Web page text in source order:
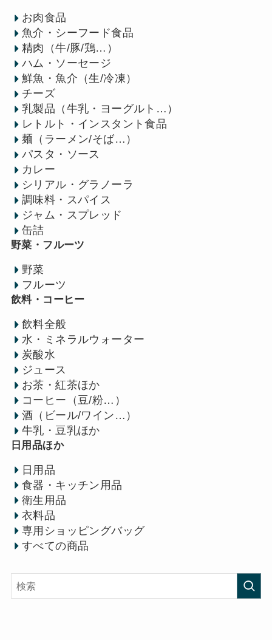
お肉食品
魚介・シーフード食品
精肉（牛/豚/鶏…）
ハム・ソーセージ
鮮魚・魚介（生/冷凍）
チーズ
乳製品（牛乳・ヨーグルト…）
レトルト・インスタント食品
麺（ラーメン/そば…）
パスタ・ソース
カレー
シリアル・グラノーラ
調味料・スパイス
ジャム・スプレッド
缶詰
野菜・フルーツ
野菜
フルーツ
飲料・コーヒー
飲料全般
水・ミネラルウォーター
炭酸水
ジュース
お茶・紅茶ほか
コーヒー（豆/粉…）
酒（ビール/ワイン…）
牛乳・豆乳ほか
日用品ほか
日用品
食器・キッチン用品
衛生用品
衣料品
専用ショッピングバッグ
すべての商品